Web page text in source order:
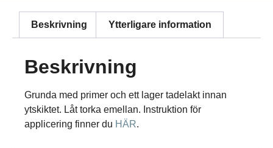
Beskrivning Ytterligare information
Beskrivning
Grunda med primer och ett lager tadelakt innan
ytskiktet. Låt torka emellan. Instruktion för
applicering finner du HÄR.